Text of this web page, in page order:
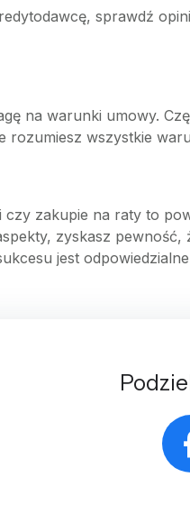
sprawdź
na warunki umowy.
rozumiesz wszystkie
zakupie na raty to
zyskasz
jest